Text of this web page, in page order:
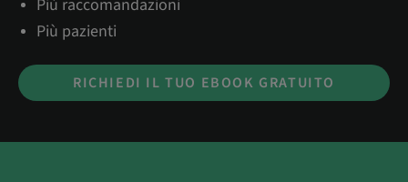
Più raccomandazioni
Più pazienti
RICHIEDI IL TUO EBOOK GRATUITO